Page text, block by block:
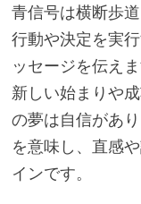
青信号は横断歩
行動や決定を実
ッセージを伝え
新しい始まりや
の夢は自信があ
を意味し、直感
インです。